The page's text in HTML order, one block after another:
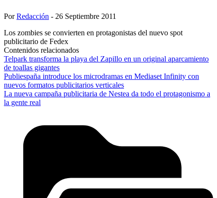
PorRedacción - 26 Septiembre 2011
Los zombies se convierten en protagonistas del nuevo spot
publicitario de Fedex
Contenidos relacionados
Telpark transforma la playa del Zapillo en un original aparcamiento
de toallas gigantes
Publiespaña introduce los microdramas en Mediaset Infinity con
nuevos formatos publicitarios verticales
La nueva campaña publicitaria de Nestea da todo el protagonismo a
la gente real